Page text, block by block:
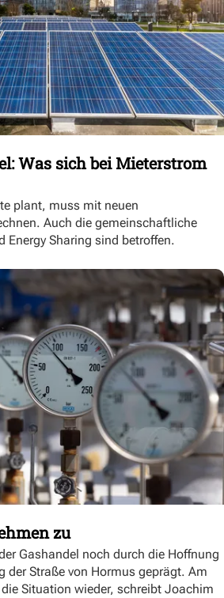
Was sich bei Mieterstrom
plant, muss mit neuen
Auch die gemeinschaftliche
Energy Sharing sind betroffen.
zu
Gashandel noch durch die Hoffnung
der Straße von Hormus geprägt. Am
Situation wieder, schreibt Joachim